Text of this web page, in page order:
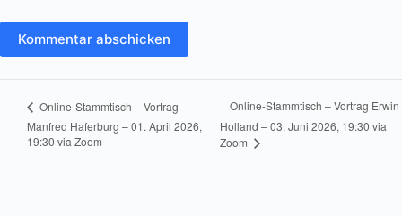
Kommentar abschicken
Online-Stammtisch – Vortrag
Manfred Haferburg – 01. April 2026,
19:30 via Zoom
Online-Stammtisch – Vortrag Erwin
Holland – 03. Juni 2026, 19:30 via
Zoom